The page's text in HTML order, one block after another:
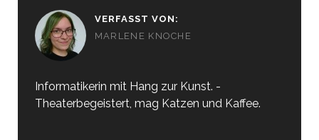
VERFASST VON:
MARLENE KNOCHE
Informatikerin mit Hang zur Kunst. -
Theaterbegeistert, mag Katzen und Kaffee.